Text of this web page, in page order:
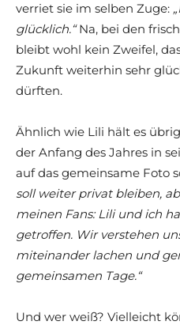
verriet sie im selben Zuge:
glücklich.“Na, bei den
bleibt wohl kein Zweifel,
Zukunft weiterhin sehr
dürften.
Ähnlich wie Lili hält es
der Anfang des Jahres in
auf das gemeinsame Foto
soll weiter privat bleiben,
meinen Fans: Lili und ich
getroffen. Wir verstehen
miteinander lachen und
gemeinsamen Tage.“
Und wer weiß? Vielleicht